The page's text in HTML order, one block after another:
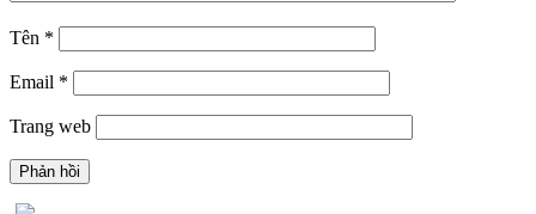
Tên *
Email *
Trang web